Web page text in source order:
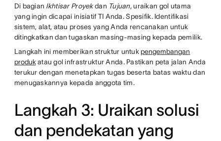
Di bagian Ikhtisar Proyekdan Tujuan, uraikan gol utama
yang ingin dicapai inisiatif TI Anda. Spesifik. Identifikasi
sistem, alat, atau proses yang Anda rencanakan untuk
ditingkatkan dan tugaskan masing-masing kepada pemilik.
Langkah ini memberikan struktur untuk pengembangan
produkatau gol infrastruktur Anda. Pastikan peta jalan Anda
terukur dengan menetapkan tugas beserta batas waktu dan
menugaskannya kepada anggota tim.
Langkah 3: Uraikan solusi
dan pendekatan yang